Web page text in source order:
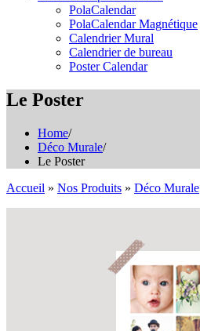
PolaCalendar
PolaCalendar Magnétique
Calendrier Mural
Calendrier de bureau
Poster Calendar
Le Poster
Home/
Déco Murale/
Le Poster
Accueil » Nos Produits » Déco Murale